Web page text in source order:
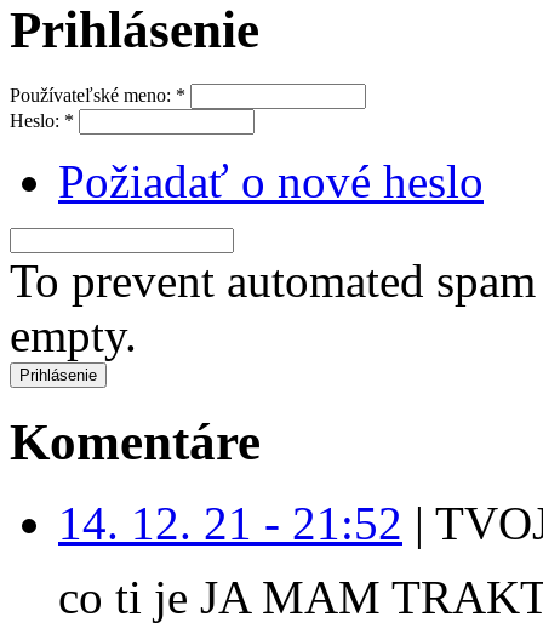
Prihlásenie
Používateľské meno: *
Heslo: *
Požiadať o nové heslo
To prevent automated
empty.
Komentáre
14. 12. 21 - 21:52 |
co ti je JA MAM